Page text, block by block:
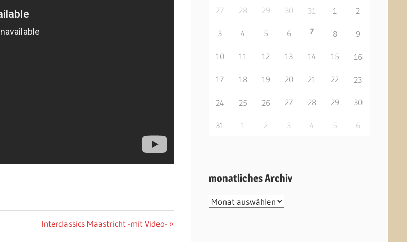
Nächster
Interclassics Maastricht -mit Video-
27 28 29 30 31 1 2
3 4 5 6 7 8 9
10 11 12 13 14 15 16
17 18 19 20 21 22 23
24 25 26 27 28 29 30
31 1 2 3 4 5 6
monatliches Archiv
monatliches